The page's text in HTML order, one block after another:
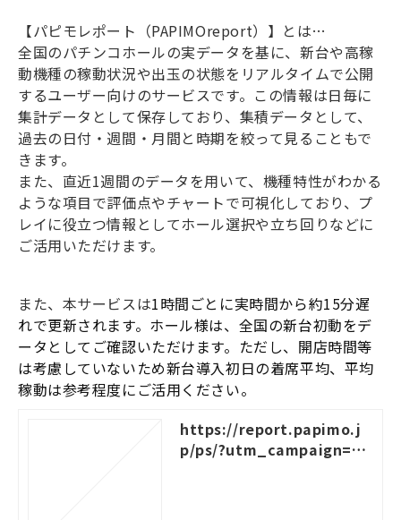
【パピモレポート（PAPIMOreport）】とは…
全国のパチンコホールの実データを基に、新台や高稼
動機種の稼動状況や出玉の状態をリアルタイムで公開
するユーザー向けのサービスです。この情報は日毎に
集計データとして保存しており、集積データとして、
過去の日付・週間・月間と時期を絞って見ることもで
きます。
また、直近1週間のデータを用いて、機種特性がわかる
ような項目で評価点やチャートで可視化しており、プ
レイに役立つ情報としてホール選択や立ち回りなどに
ご活用いただけます。
また、本サービスは1時間ごとに実時間から約15分遅
れで更新されます。ホール様は、全国の新台初動をデ
ータとしてご確認いただけます。ただし、開店時間等
は考慮していないため新台導入初日の着席平均、平均
稼動は参考程度にご活用ください。
https://report.papimo.j
p/ps/?utm_campaign=bi